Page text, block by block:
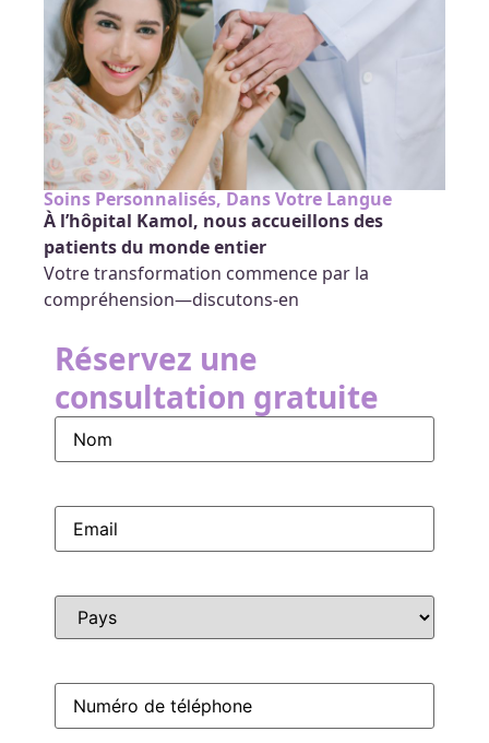
Soins Personnalisés, Dans Votre Langue
À l’hôpital Kamol, nous accueillons des
patients du monde entier
Votre transformation commence par la
compréhension—discutons-en
Réservez une
consultation gratuite